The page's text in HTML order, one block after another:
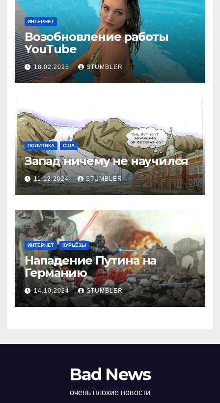
ИНТЕРНЕТ
Возобновление работы
YouТube
18.02.2025 STUMBLER
ПОЛИТИКА США
Запад ничему не научился
11.12.2024 STUMBLER
ИНТЕРНЕТ КУРЬЁЗЫ
Нападение Путина на
Германию
14.10.2024 STUMBLER
Bad News
очень плохие новости